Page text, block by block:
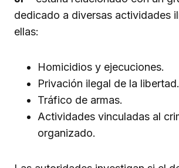
dedicado a diversas actividades
ellas:
Homicidios y ejecuciones.
Privación ilegal de la libertad.
Tráfico de armas.
Actividades vinculadas al
organizado.